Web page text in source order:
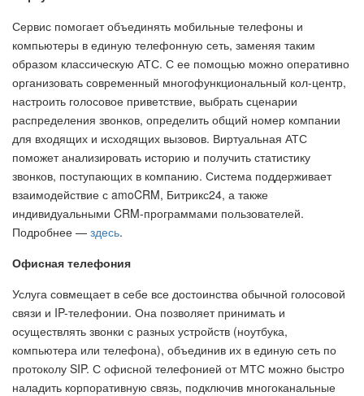
Сервис помогает объединять мобильные телефоны и
компьютеры в единую телефонную сеть, заменяя таким
образом классическую АТС. С ее помощью можно оперативно
организовать современный многофункциональный кол-центр,
настроить голосовое приветствие, выбрать сценарии
распределения звонков, определить общий номер компании
для входящих и исходящих вызовов. Виртуальная АТС
поможет анализировать историю и получить статистику
звонков, поступающих в компанию. Система поддерживает
взаимодействие с amoCRM, Битрикс24, а также
индивидуальными CRM-программами пользователей.
Подробнее — здесь.
Офисная телефония
Услуга совмещает в себе все достоинства обычной голосовой
связи и IP-телефонии. Она позволяет принимать и
осуществлять звонки с разных устройств (ноутбука,
компьютера или телефона), объединив их в единую сеть по
протоколу SIP. С офисной телефонией от МТС можно быстро
наладить корпоративную связь, подключив многоканальные